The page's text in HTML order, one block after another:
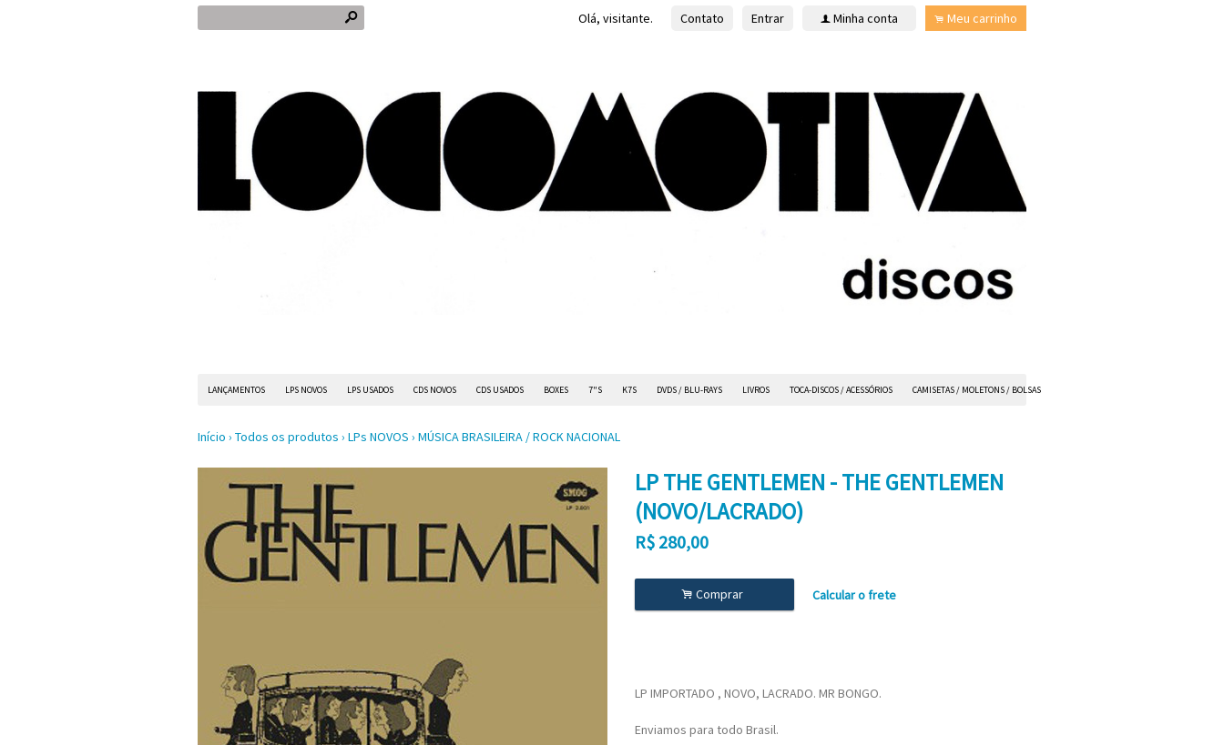
s Olá, visitante. Contato Entrar f Minha conta . Meu carrinho
LANÇAMENTOS LPS NOVOS LPS USADOS CDS NOVOS CDS USADOS BOXES 7"S K7S DVDS / BLU-RAYS LIVROS TOCA-DISCOS / ACESSÓRIOS CAMISETAS / MOLETONS / BOLSAS
Início › Todos os produtos › LPs NOVOS › MÚSICA BRASILEIRA / ROCK NACIONAL
LP THE GENTLEMEN - THE GENTLEMEN
(NOVO/LACRADO)
R$ 280,00
. Comprar Calcular o frete
LP IMPORTADO , NOVO, LACRADO. MR BONGO.
Enviamos para todo Brasil.